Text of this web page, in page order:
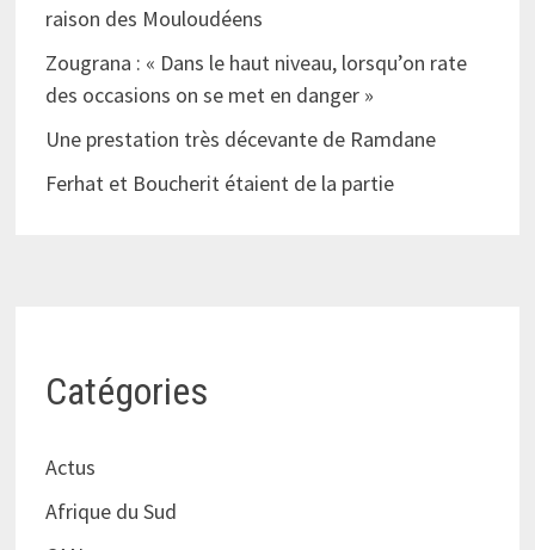
raison des Mouloudéens
Zougrana : « Dans le haut niveau, lorsqu’on rate
des occasions on se met en danger »
Une prestation très décevante de Ramdane
Ferhat et Boucherit étaient de la partie
Catégories
Actus
Afrique du Sud